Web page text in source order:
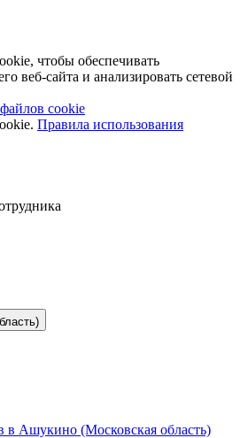
чтобы обеспечивать
веб-сайта и анализировать сетевой
cookie
Правила использования
в Ашукино (Московская область)